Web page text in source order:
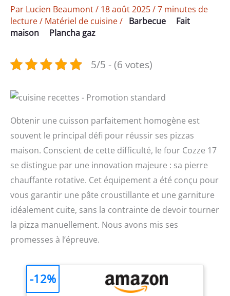
Par Lucien Beaumont/ 18 août 2025/7 minutes de
lecture/ Matériel de cuisine/ Barbecue
Fait
maison
Plancha gaz
5/5 - (6 votes)
Obtenir une cuisson parfaitement homogène est
souvent le principal défi pour réussir ses pizzas
maison. Conscient de cette difficulté, le four Cozze 17
se distingue par une innovation majeure : sa pierre
chauffante rotative. Cet équipement a été conçu pour
vous garantir une pâte croustillante et une garniture
idéalement cuite, sans la contrainte de devoir tourner
la pizza manuellement. Nous avons mis ses
promesses à l’épreuve.
-12%